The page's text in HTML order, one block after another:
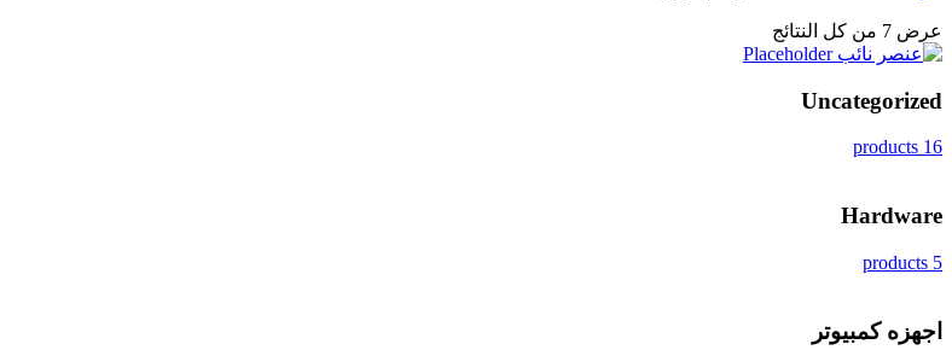
عرض ⁦7⁩ من كل النتائج
Uncategorized
16 products
Hardware
5 products
اجهزه كمبيوتر